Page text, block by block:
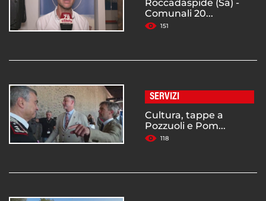
Roccadaspide (Sa) -
Comunali 20...
151
SERVIZI
Cultura, tappe a
Pozzuoli e Pom...
118